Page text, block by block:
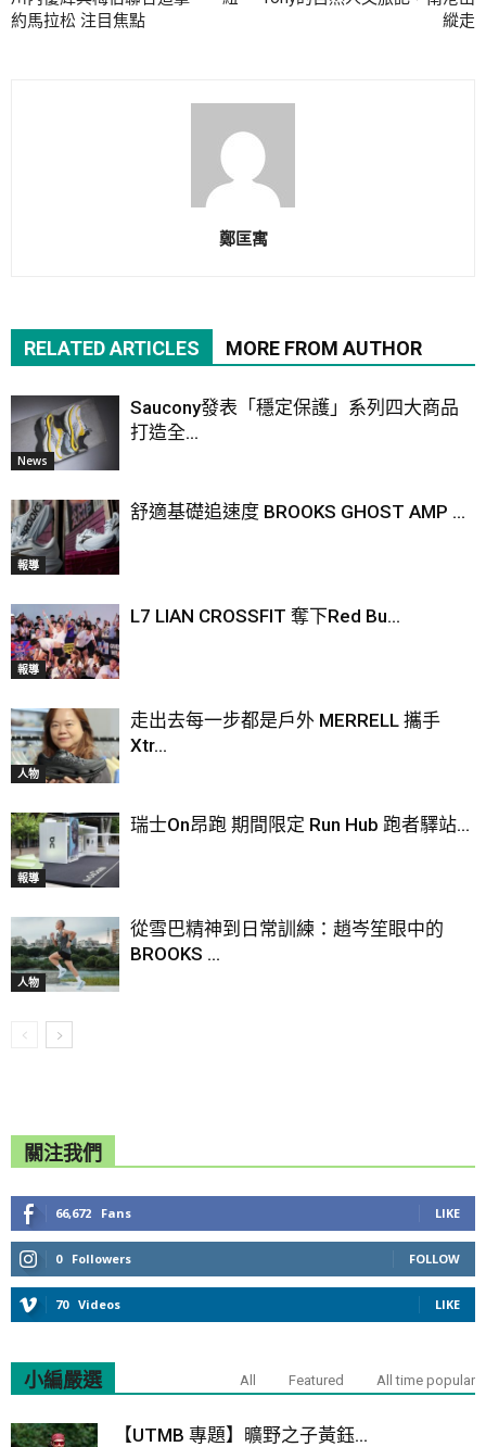
約馬拉松 注目焦點
縱走
鄭匡寓
RELATED ARTICLES MORE FROM AUTHOR
News
Saucony發表「穩定保護」系列四大商品
打造全...
報導
舒適基礎追速度 BROOKS GHOST AMP ...
報導
L7 LIAN CROSSFIT 奪下Red Bu...
人物
走出去每一步都是戶外 MERRELL 攜手
Xtr...
報導
瑞士On昂跑 期間限定 Run Hub 跑者驛站...
人物
從雪巴精神到日常訓練：趙岑笙眼中的
BROOKS ...
關注我們
66,672 Fans LIKE
0 Followers FOLLOW
70 Videos LIKE
小編嚴選 All Featured All time popular
【UTMB 專題】曠野之子黃鈺...